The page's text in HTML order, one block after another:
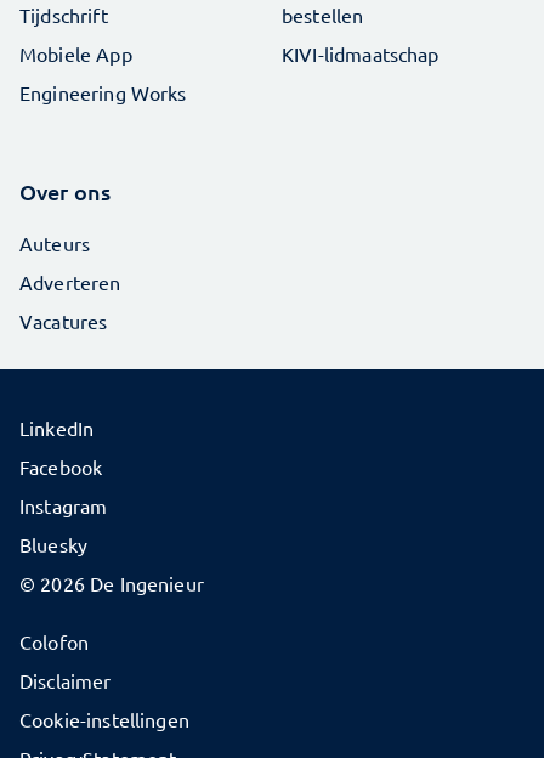
Tijdschrift
Mobiele App
Engineering Works
bestellen
KIVI-lidmaatschap
Over ons
Auteurs
Adverteren
Vacatures
© 2026 De Ingenieur
Colofon
Disclaimer
Cookie-instellingen
LinkedIn
Facebook
Instagram
Bluesky